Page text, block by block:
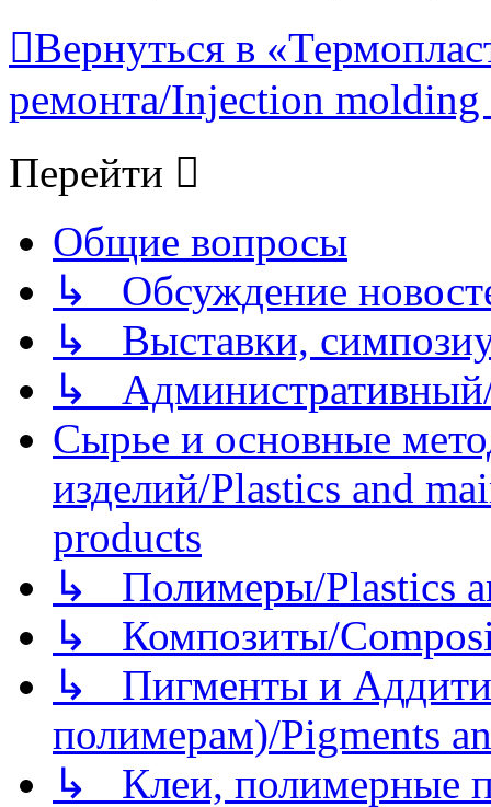
Вернуться в
ремонта/Injection molding
Перейти
Общие вопросы
↳ Обсуждение
↳ Выставки,
↳
Сырье и основные
изделий/Plastics and
products
↳ Полимеры/Plastics
↳ Композиты/
↳ Пигменты и
полимерам)/Pigments
↳ Клеи, полимерные